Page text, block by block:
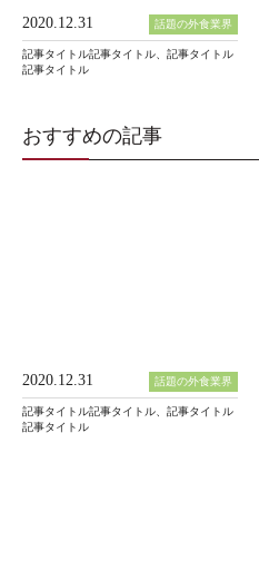
2020.12.31 話題の外食業界
記事タイトル記事タイトル、記事タイトル
記事タイトル
おすすめの記事
2020.12.31 話題の外食業界
記事タイトル記事タイトル、記事タイトル
記事タイトル